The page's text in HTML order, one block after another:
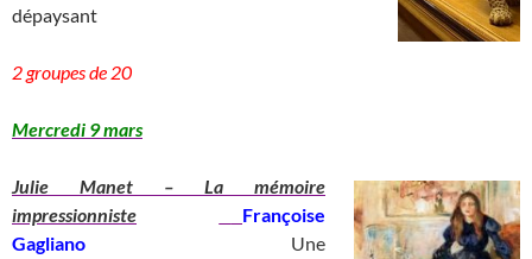
dépaysant
2 groupes de 20
Mercredi 9 mars
Julie Manet – La mémoire
impressionniste
Françoise
Gagliano
Une